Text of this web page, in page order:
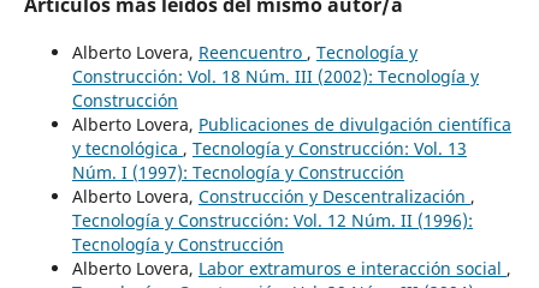
Alberto Lovera, Reencuentro , Tecnología y
Construcción: Vol. 18 Núm. III (2002): Tecnología y
Construcción
Alberto Lovera, Publicaciones de divulgación científica
y tecnológica , Tecnología y Construcción: Vol. 13
Núm. I (1997): Tecnología y Construcción
Alberto Lovera, Construcción y Descentralización ,
Tecnología y Construcción: Vol. 12 Núm. II (1996):
Tecnología y Construcción
Alberto Lovera, Labor extramuros e interacción social ,